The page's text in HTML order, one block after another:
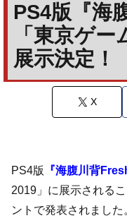
PS4版『海
「東京ゲ
展示決定！
X
PS4版 『海腹川背
2019」に展示される
ントで発表されました